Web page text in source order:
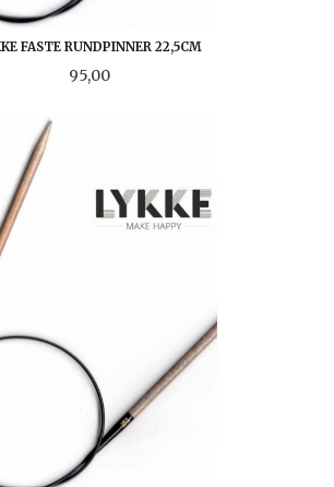
FASTE RUNDPINNER 22,5CM
Pris
95,00